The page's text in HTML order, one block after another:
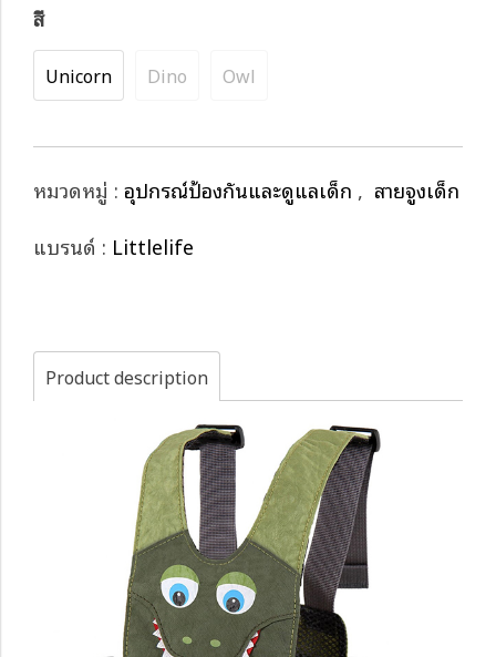
สี
Unicorn Dino Owl
หมวดหมู่ : อุปกรณ์ป้องกันและดูแลเด็ก , สายจูงเด็ก
แบรนด์ : Littlelife
Product description